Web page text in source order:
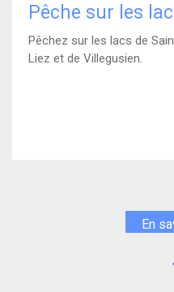
Pêche sur les
Pêchez sur les lacs de
Liez et de Villegusien.
En